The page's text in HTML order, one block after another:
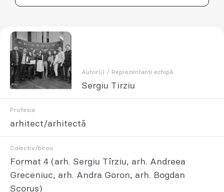
Autor(i) / Reprezentanți echipă
Sergiu Tirziu
Profesia
arhitect/arhitectă
Colectiv/birou
Format 4 (arh. Sergiu Tîrziu, arh. Andreea
Greceniuc, arh. Andra Goron, arh. Bogdan
Scorus)